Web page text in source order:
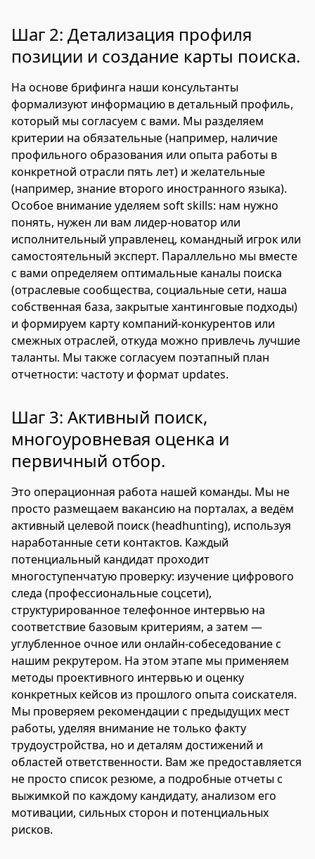
Шаг 2: Детализация профиля
позиции и создание карты поиска.
На основе брифинга наши консультанты
формализуют информацию в детальный профиль,
который мы согласуем с вами. Мы разделяем
критерии на обязательные (например, наличие
профильного образования или опыта работы в
конкретной отрасли пять лет) и желательные
(например, знание второго иностранного языка).
Особое внимание уделяем soft skills: нам нужно
понять, нужен ли вам лидер-новатор или
исполнительный управленец, командный игрок или
самостоятельный эксперт. Параллельно мы вместе
с вами определяем оптимальные каналы поиска
(отраслевые сообщества, социальные сети, наша
собственная база, закрытые хантинговые подходы)
и формируем карту компаний-конкурентов или
смежных отраслей, откуда можно привлечь лучшие
таланты. Мы также согласуем поэтапный план
отчетности: частоту и формат updates.
Шаг 3: Активный поиск,
многоуровневая оценка и
первичный отбор.
Это операционная работа нашей команды. Мы не
просто размещаем вакансию на порталах, а ведём
активный целевой поиск (headhunting), используя
наработанные сети контактов. Каждый
потенциальный кандидат проходит
многоступенчатую проверку: изучение цифрового
следа (профессиональные соцсети),
структурированное телефонное интервью на
соответствие базовым критериям, а затем —
углубленное очное или онлайн-собеседование с
нашим рекрутером. На этом этапе мы применяем
методы проективного интервью и оценку
конкретных кейсов из прошлого опыта соискателя.
Мы проверяем рекомендации с предыдущих мест
работы, уделяя внимание не только факту
трудоустройства, но и деталям достижений и
областей ответственности. Вам же предоставляется
не просто список резюме, а подробные отчеты с
выжимкой по каждому кандидату, анализом его
мотивации, сильных сторон и потенциальных
рисков.